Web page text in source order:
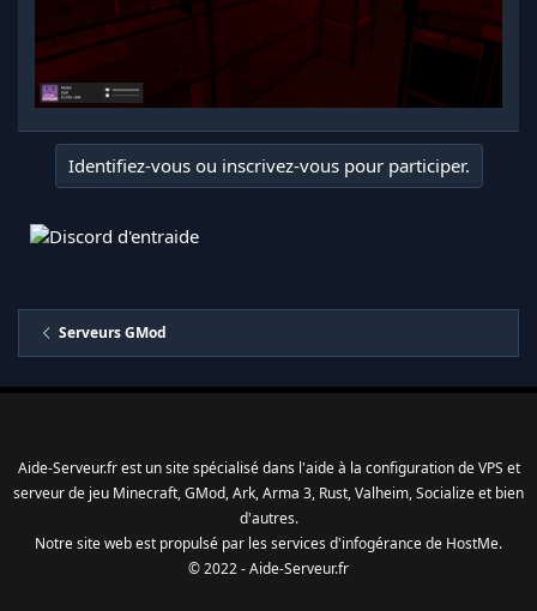
Identifiez-vous ou inscrivez-vous pour participer.
Serveurs GMod
Aide-Serveur.fr est un site spécialisé dans l'aide à la configuration de VPS et
serveur de jeu Minecraft, GMod, Ark, Arma 3, Rust, Valheim, Socialize et bien
d'autres.
Notre site web est propulsé par les services d'infogérancede HostMe.
© 2022 - Aide-Serveur.fr